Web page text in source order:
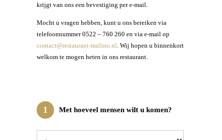
krijgt van ons een bevestiging per e-mail.
Mocht u vragen hebben, kunt u ons bereiken via
telefoonnummer 0522 – 760 260 en via e-mail op
contact@restaurant-mulino.nl . Wij hopen u binnenkort
welkom te mogen heten in ons restaurant.
1 Met hoeveel mensen wilt u komen?